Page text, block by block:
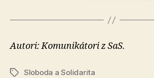
Autori: Komunikátori z SaS.
ZnačkySloboda a Solidarita